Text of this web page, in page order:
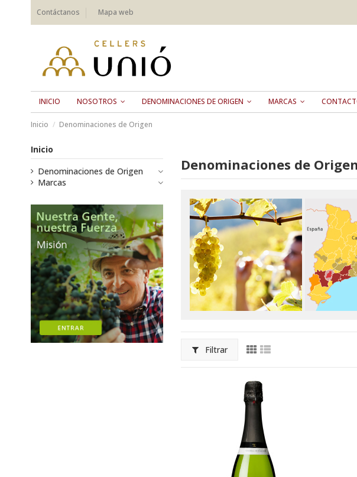
Contáctanos Mapa web
INICIO NOSOTROS DENOMINACIONES DE ORIGEN MARCAS
Inicio Denominaciones de Origen
Denominaciones de Origen
Filtrar
Inicio
Denominaciones de Origen
Marcas